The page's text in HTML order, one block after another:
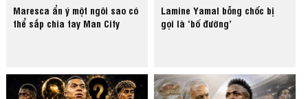
Maresca ẩn ý một ngôi sao có
thể sắp chia tay Man City
Lamine Yamal bỗng chốc bị
gọi là ‘bố đường’